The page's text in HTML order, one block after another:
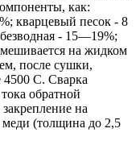
как:
кварцевый песок - 8
- 15—19%;
на жидком
после сушки,
4500 С. Сварка
обратной
на
меди (толщина до 2,5